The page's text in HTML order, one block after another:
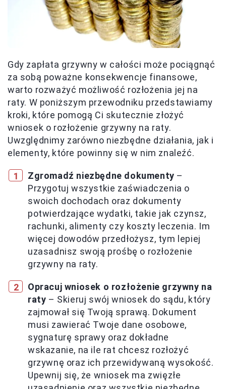
Gdy zapłata grzywny w całości może pociągnąć
za sobą poważne konsekwencje finansowe,
warto rozważyć możliwość rozłożenia jej na
raty. W poniższym przewodniku przedstawiamy
kroki, które pomogą Ci skutecznie złożyć
wniosek o rozłożenie grzywny na raty.
Uwzględnimy zarówno niezbędne działania, jak i
elementy, które powinny się w nim znaleźć.
Zgromadź niezbędne dokumenty –
Przygotuj wszystkie zaświadczenia o
swoich dochodach oraz dokumenty
potwierdzające wydatki, takie jak czynsz,
rachunki, alimenty czy koszty leczenia. Im
więcej dowodów przedłożysz, tym lepiej
uzasadnisz swoją prośbę o rozłożenie
grzywny na raty.
Opracuj wniosek o rozłożenie grzywny na
raty – Skieruj swój wniosek do sądu, który
zajmował się Twoją sprawą. Dokument
musi zawierać Twoje dane osobowe,
sygnaturę sprawy oraz dokładne
wskazanie, na ile rat chcesz rozłożyć
grzywnę oraz ich przewidywaną wysokość.
Upewnij się, że wniosek ma zwięzłe